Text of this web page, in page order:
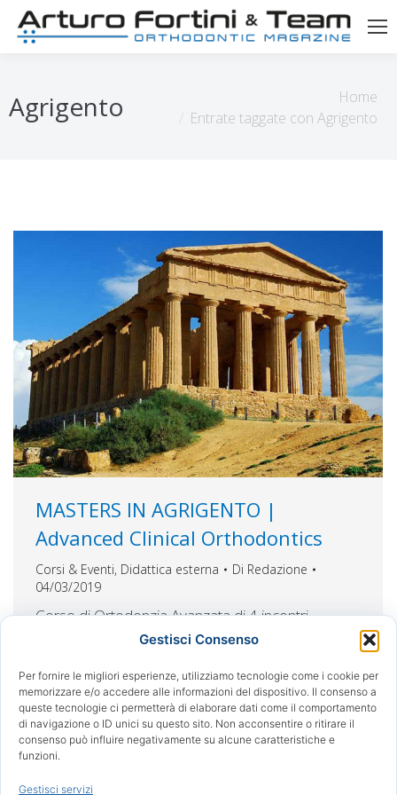
Gestisci Consenso
Per fornire le migliori esperienze, utilizziamo tecnologie come i cookie per
memorizzare e/o accedere alle informazioni del dispositivo. Il consenso a
queste tecnologie ci permetterà di elaborare dati come il comportamento
di navigazione o ID unici su questo sito. Non acconsentire o ritirare il
consenso può influire negativamente su alcune caratteristiche e
funzioni.
Gestisci servizi
Agrigento
Home
Entrate taggate con Agrigento
MASTERS IN AGRIGENTO |
Advanced Clinical Orthodontics
Corsi & Eventi, Didattica esterna Di Redazione
04/03/2019
Corso di Ortodonzia Avanzata di 4 incontri
PROGRAMMA: 1° INCONTRO: 8/9 Marzo 2019 A.
protocolli di diagnosi e trattamento in ortodonzia
clinica LINEE GUIDA IN CEFALOMETRIA PER LA
VALUTAZIONE ESTETICA E LA PIANIFICAZIONE
DEL SORRISO SCELTA E GESTIONE DEGLI
APPARECCHI BIOMECCANICA DIMENSIONE
VERTICALE CHIRURGIA VS CAMOUFLAGE